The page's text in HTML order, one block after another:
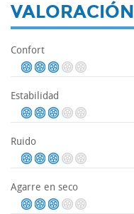
VALORACIÓN
Confort
Estabilidad
Ruido
Agarre en seco